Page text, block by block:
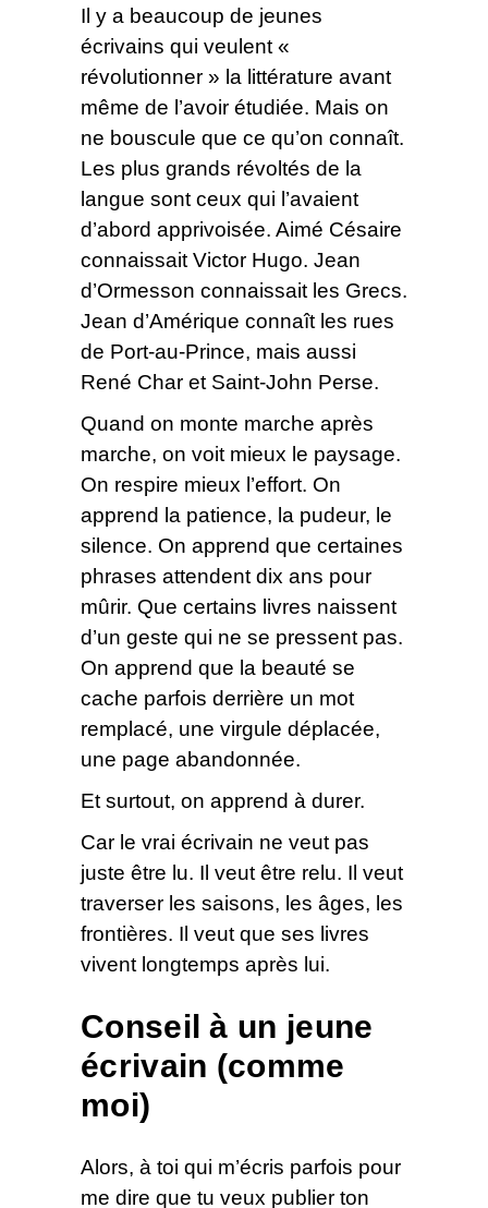
Il y a beaucoup de jeunes
écrivains qui veulent «
révolutionner » la littérature avant
même de l’avoir étudiée. Mais on
ne bouscule que ce qu’on connaît.
Les plus grands révoltés de la
langue sont ceux qui l’avaient
d’abord apprivoisée. Aimé Césaire
connaissait Victor Hugo. Jean
d’Ormesson connaissait les Grecs.
Jean d’Amérique connaît les rues
de Port-au-Prince, mais aussi
René Char et Saint-John Perse.
Quand on monte marche après
marche, on voit mieux le paysage.
On respire mieux l’effort. On
apprend la patience, la pudeur, le
silence. On apprend que certaines
phrases attendent dix ans pour
mûrir. Que certains livres naissent
d’un geste qui ne se pressent pas.
On apprend que la beauté se
cache parfois derrière un mot
remplacé, une virgule déplacée,
une page abandonnée.
Et surtout, on apprend à durer.
Car le vrai écrivain ne veut pas
juste être lu. Il veut être relu. Il veut
traverser les saisons, les âges, les
frontières. Il veut que ses livres
vivent longtemps après lui.
Conseil à un jeune
écrivain (comme
moi)
Alors, à toi qui m’écris parfois pour
me dire que tu veux publier ton